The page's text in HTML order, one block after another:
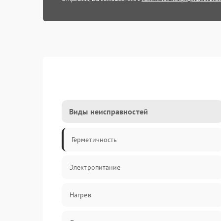
Виды неисправностей
Герметичность
Электропитание
Нагрев